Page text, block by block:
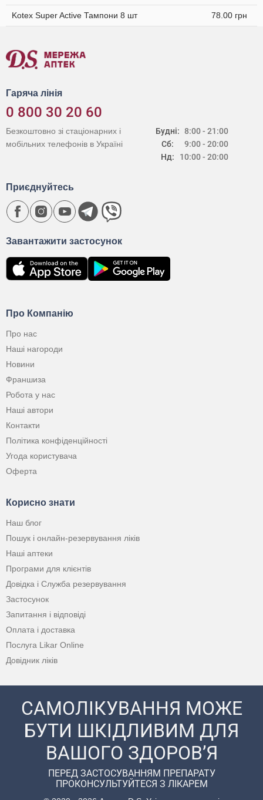
Kotex Super Active Тампони 8 шт 78.00 грн
Гаряча лінія
0 800 30 20 60
Будні:
Сб:
Нд:
8:00 - 21:00
9:00 - 20:00
10:00 - 20:00
Безкоштовно зі стаціонарних і
мобільних телефонів в Україні
Про Компанію
Про нас
Наші нагороди
Новини
Франшиза
Робота у нас
Наші автори
Контакти
Політика конфіденційності
Угода користувача
Оферта
Корисно знати
Наш блог
Пошук і онлайн-резервування ліків
Наші аптеки
Програми для клієнтів
Довідка і Служба резервування
Застосунок
Запитання і відповіді
Оплата і доставка
Послуга Likar Online
Довідник ліків
Завантажити застосунок
Приєднуйтесь
САМОЛІКУВАННЯ МОЖЕ
БУТИ ШКІДЛИВИМ ДЛЯ
ВАШОГО ЗДОРОВ’Я
ПЕРЕД ЗАСТОСУВАННЯМ ПРЕПАРАТУ
ПРОКОНСУЛЬТУЙТЕСЯ З ЛІКАРЕМ